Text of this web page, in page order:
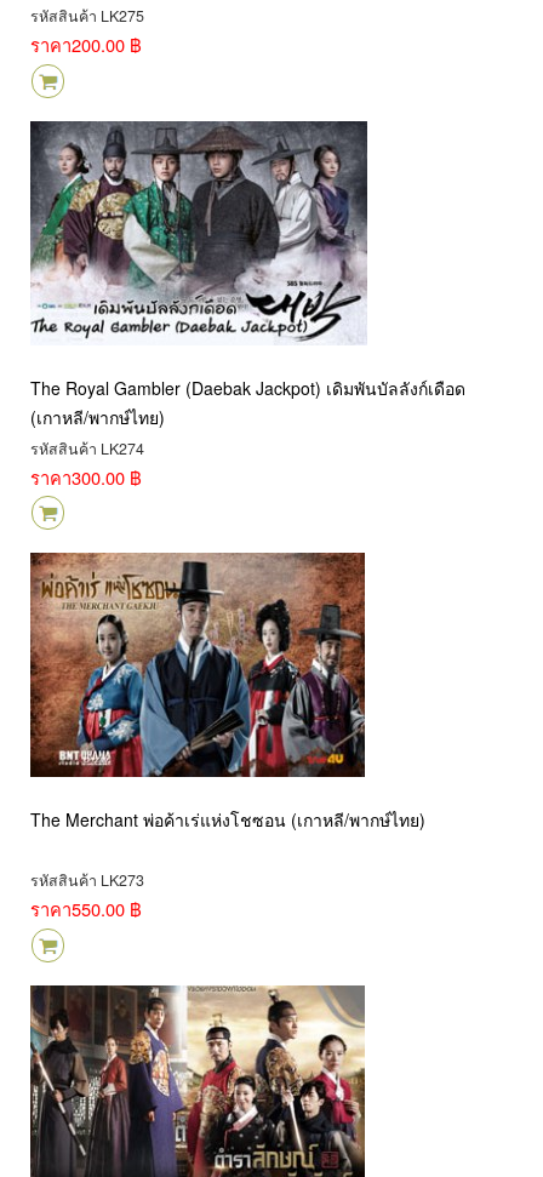
รหัสสินค้า LK275
ราคา200.00 ฿
The Royal Gambler (Daebak Jackpot) เดิมพันบัลลังก์เดือด
(เกาหลี/พากษ์ไทย)
รหัสสินค้า LK274
ราคา300.00 ฿
The Merchant พ่อค้าเร่แห่งโชซอน (เกาหลี/พากษ์ไทย)
รหัสสินค้า LK273
ราคา550.00 ฿